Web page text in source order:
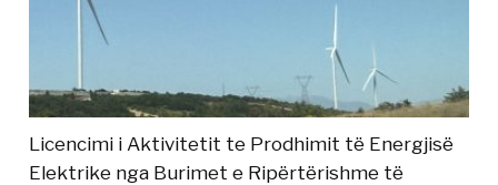
Licencimi i Aktivitetit te Prodhimit të Energjisë
Elektrike nga Burimet e Ripërtërishme të